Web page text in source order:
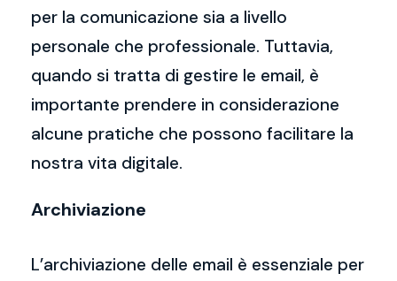
per la comunicazione sia a livello
personale che professionale. Tuttavia,
quando si tratta di gestire le email, è
importante prendere in considerazione
alcune pratiche che possono facilitare la
nostra vita digitale.
Archiviazione
L’archiviazione delle email è essenziale per